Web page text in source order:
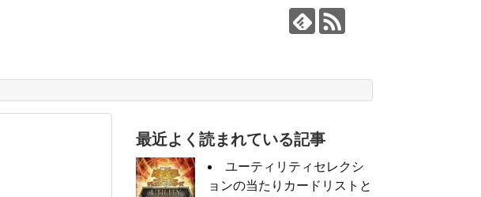
最近よく読まれている記事
ユーティリティセレクシ
ョンの当たりカードリストと